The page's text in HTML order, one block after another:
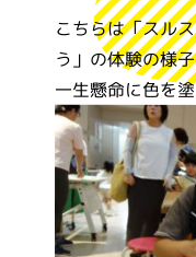
こちらは「スル
う」の体験の様
一生懸命に色を